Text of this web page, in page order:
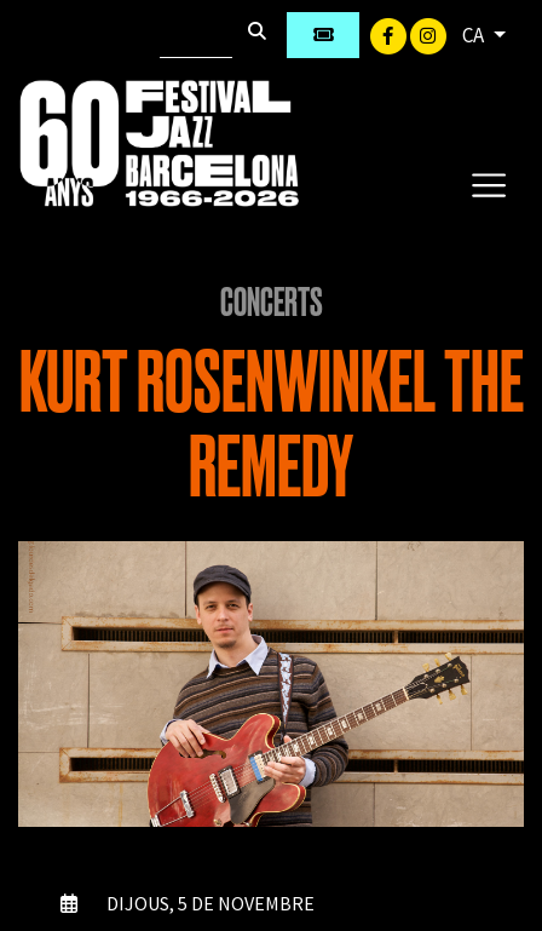
CA
CONCERTS
KURT ROSENWINKEL THE
REMEDY
DIJOUS, 5 DE NOVEMBRE